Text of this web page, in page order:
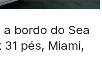
a bordo do Sea
pés, Miami,